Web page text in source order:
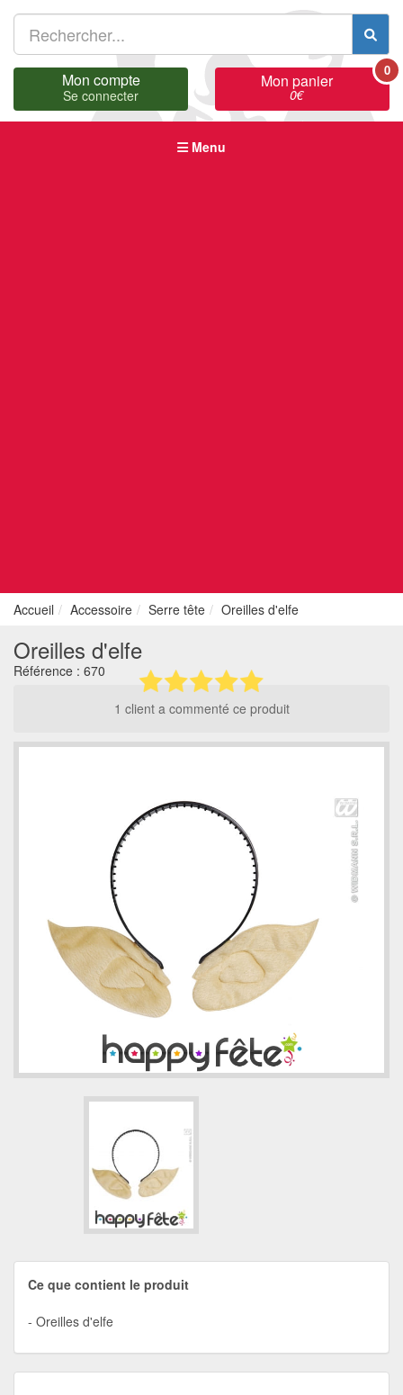
Mon compte
Se connecter
Mon panier
0€
0
Menu
Accueil Accessoire Serre tête Oreilles d'elfe
Oreilles d'elfe
Référence : 670
1 client a commenté ce produit
Ce que contient le produit
Oreilles d'elfe